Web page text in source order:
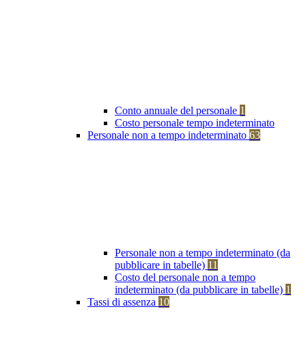
Conto annuale del personale 1
Costo personale tempo indeterminato
Personale non a tempo indeterminato 63
Personale non a tempo indeterminato (da
pubblicare in tabelle) 11
Costo del personale non a tempo
indeterminato (da pubblicare in tabelle) 1
Tassi di assenza 10